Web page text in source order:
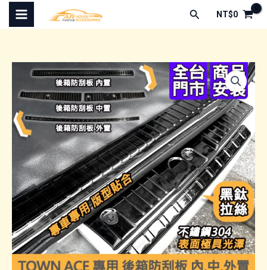
搜
尋
NT$0